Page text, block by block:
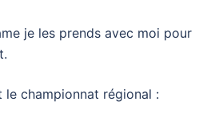
je les prends avec moi pour
championnat régional :